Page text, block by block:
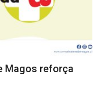
Magos reforça